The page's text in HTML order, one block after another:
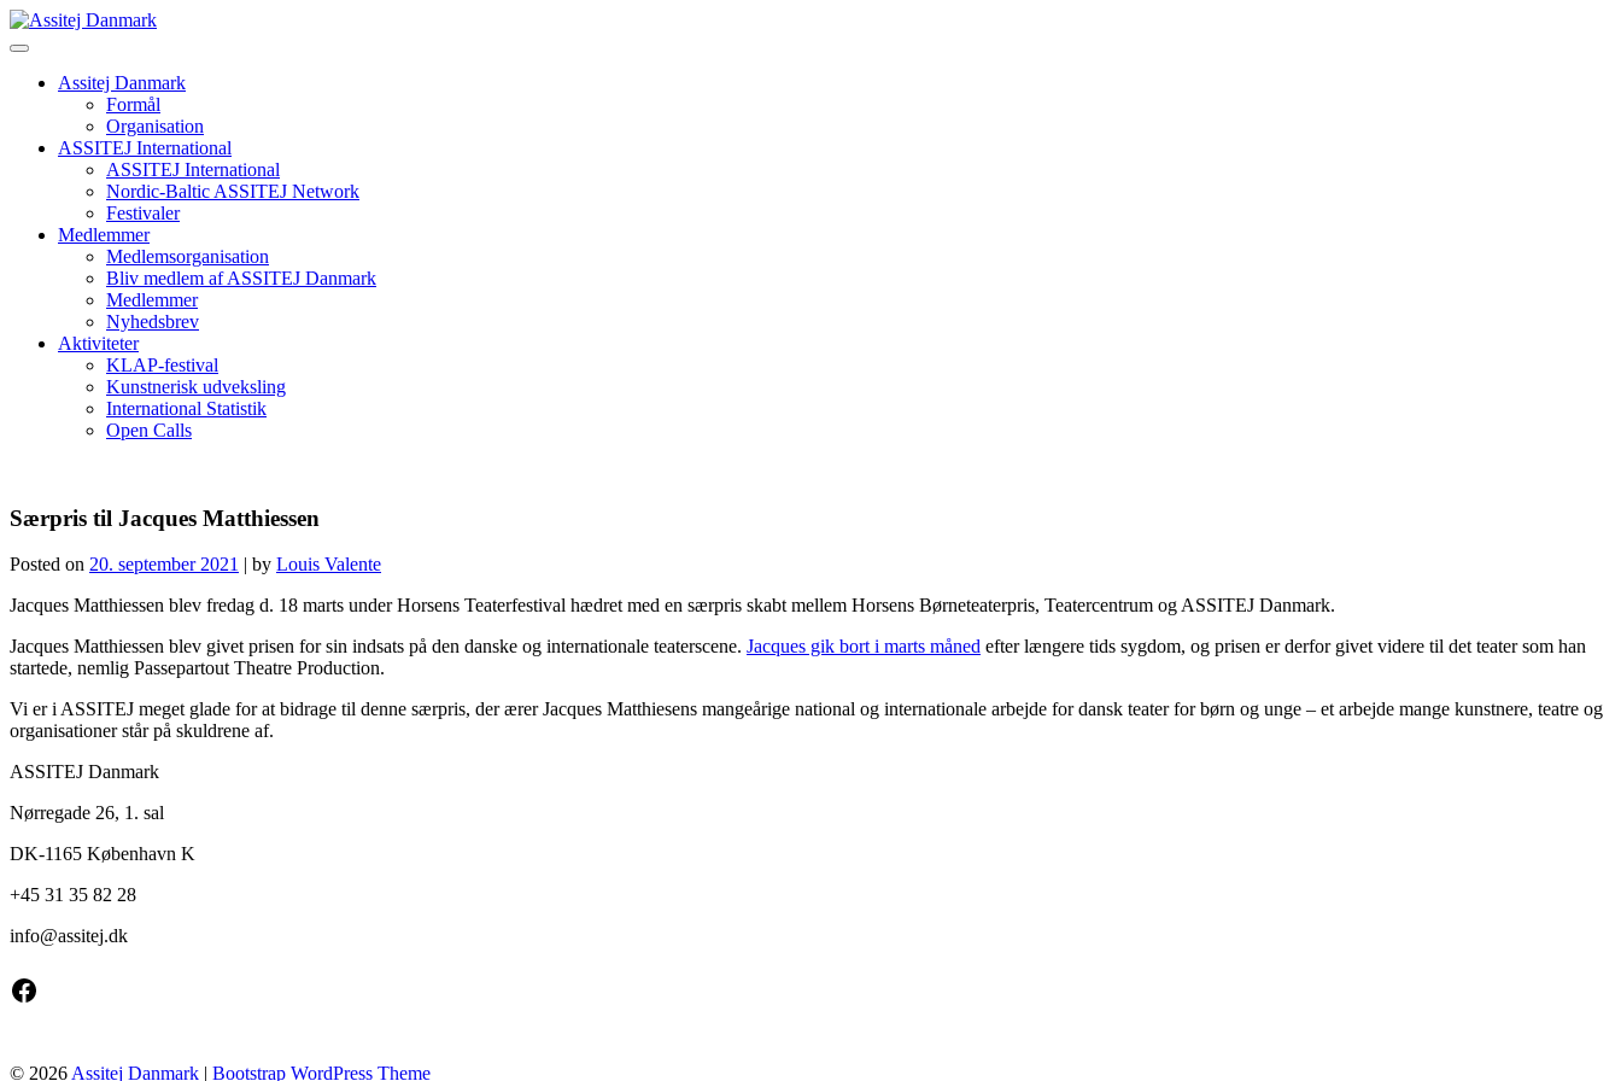
Skip
to
Assitej Danmark
Formål
Organisation
ASSITEJ International
ASSITEJ International
Nordic-Baltic ASSITEJ Network
Festivaler
Medlemmer
Medlemsorganisation
Bliv medlem af ASSITEJ Danmark
Medlemmer
Nyhedsbrev
Aktiviteter
KLAP-festival
Kunstnerisk udveksling
International Statistik
Open Calls
Særpris til Jacques Matthiessen
Posted on 20. september 2021 | by Louis Valente
Jacques Matthiessen blev fredag d. 18 marts under Horsens Teaterfestival hædret med en særpris skabt mellem Horsens Børneteaterpris, Teatercentrum og ASSITEJ Danmark.
Jacques Matthiessen blev givet prisen for sin indsats på den danske og internationale teaterscene. Jacques gik bort i marts måned efter længere tids sygdom, og prisen er derfor givet videre til det teater som han
startede, nemlig Passepartout Theatre Production.
Vi er i ASSITEJ meget glade for at bidrage til denne særpris, der ærer Jacques Matthiesens mangeårige national og internationale arbejde for dansk teater for børn og unge – et arbejde mange kunstnere, teatre og
organisationer står på skuldrene af.
ASSITEJ Danmark
Nørregade 26, 1. sal
DK-1165 København K
+45 31 35 82 28
info@assitej.dk
Facebook
© 2026Assitej Danmark | Bootstrap WordPress Theme